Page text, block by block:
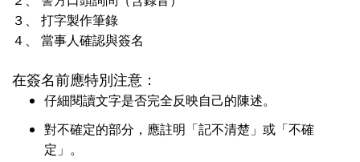
３、
打字製作筆錄
４、
當事人確認與簽名
在簽名前應特別注意：
仔細閱讀文字是否完全反映自己的陳述。
對不確定的部分，應註明「記不清楚」或「不確
定」。